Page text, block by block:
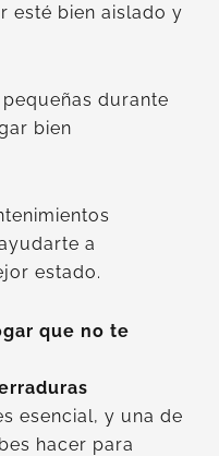
esté bien aislado y
durante
bien
a
estado.
que no te
esencial, y una de
hacer para